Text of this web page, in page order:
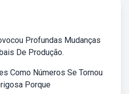
Profundas Mudanças
De Produção.
Como Números Se Tornou
Porque